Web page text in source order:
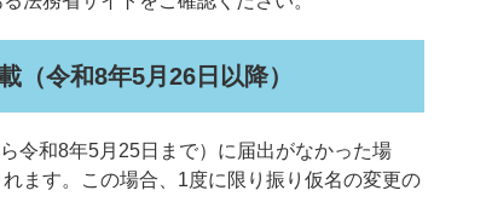
（令和8年5月26日以降）
令和8年5月25日まで）に届出がなかった場
ます。この場合、1度に限り振り仮名の変更の